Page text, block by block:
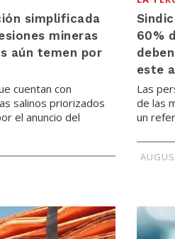
simplificada
mineras
aún temen por
cuentan con
salinos priorizados
el anuncio del
60%
este
Las
de las
un